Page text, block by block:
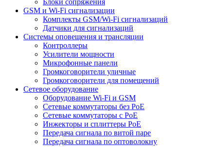
GSM и Wi-Fi сигнализации
Комплекты GSM/Wi-Fi сигнализаций
Датчики для сигнализаций
Системы оповещения и трансляции
Контроллеры
Усилители мощности
Микрофонные панели
Громкоговорители уличные
Громкоговорители для помещений
Сетевое оборудование
Оборудование Wi-Fi и GSM
Сетевые коммутаторы без PoE
Сетевые коммутаторы с PoE
Инжекторы и сплиттеры PoE
Передача сигнала по витой паре
Передача сигнала по оптоволокну